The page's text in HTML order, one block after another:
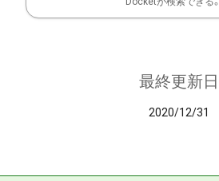
最終更新日
2020/12/31